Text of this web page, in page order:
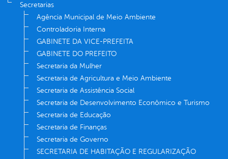
Secretarias
Agência Municipal de Meio Ambiente
Controladoria Interna
GABINETE DA VICE-PREFEITA
GABINETE DO PREFEITO
Secretaria da Mulher
Secretaria de Agricultura e Meio Ambiente
Secretaria de Assistência Social
Secretaria de Desenvolvimento Econômico e Turismo
Secretaria de Educação
Secretaria de Finanças
Secretaria de Governo
SECRETARIA DE HABITAÇÃO E REGULARIZAÇÃO